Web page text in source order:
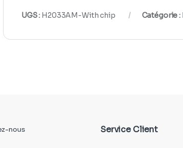
UGS : H2033AM-With chip Catégorie :
nous Service Client